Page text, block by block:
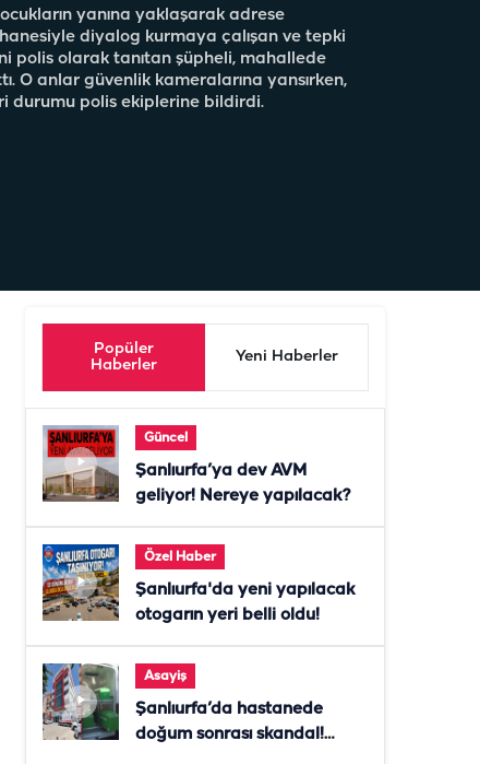
yanına yaklaşarak adrese
diyalog kurmaya çalışan ve tepki
polis olarak tanıtan şüpheli, mahallede
O anlar güvenlik kameralarına yansırken,
durumu polis ekiplerine bildirdi.
Popüler
Haberler
Yeni Haberler
Güncel
Şanlıurfa’ya dev AVM
geliyor! Nereye yapılacak?
Özel Haber
Şanlıurfa'da yeni yapılacak
otogarın yeri belli oldu!
Asayiş
Şanlıurfa’da hastanede
doğum sonrası skandal!